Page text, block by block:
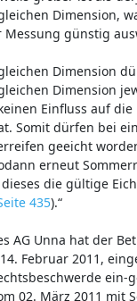
Dimension,
Messung günstig
Dimension
Dimension
Einfluss auf die
Somit dürfen bei
geeicht
erneut
die gültige
435).“
AG Unna hat der
Februar 2011,
ein-
02. März 2011 mit